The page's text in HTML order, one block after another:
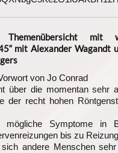
Themenübersicht
mit Alexander
von Jo Conrad
über die momentan sehr
der recht hohen
mögliche Symptome in
bis zu
sich andere Menschen